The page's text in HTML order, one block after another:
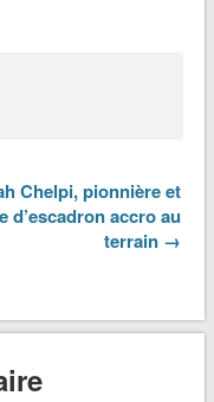
Chelpi, pionnière et
d’escadron accro au
terrain →